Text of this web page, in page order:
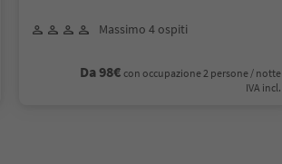
Massimo 4 ospiti
Da 98€ con occupazione 2 persone / notte
IVA incl.